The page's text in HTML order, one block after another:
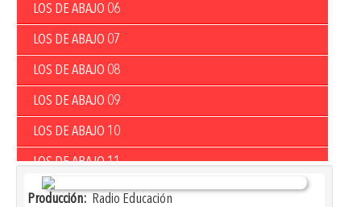
LOS DE ABAJO 06
LOS DE ABAJO 07
LOS DE ABAJO 08
LOS DE ABAJO 09
LOS DE ABAJO 10
LOS DE ABAJO 11
LOS DE ABAJO 12
Producción: Radio Educación